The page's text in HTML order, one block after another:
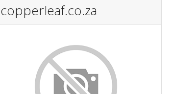
copperleaf.co.za